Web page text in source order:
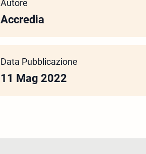
Autore
Accredia
Data Pubblicazione
11 Mag 2022